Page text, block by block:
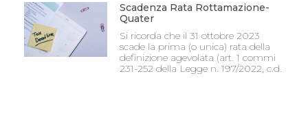
Scadenza Rata Rottamazione-
Quater
Si ricorda che il 31 ottobre 2023
scade la prima (o unica) rata della
definizione agevolata (art. 1 commi
231-252 della Legge n. 197/2022, c.d.